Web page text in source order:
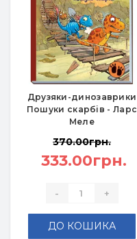
Друзяки-динозаврики
Пошуки скарбів - Ларс
Меле
370.00грн.
333.00грн.
- +
ДО КОШИКА